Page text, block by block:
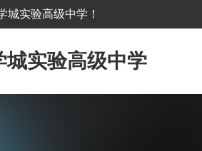
城实验高级中学！
城实验高级中学